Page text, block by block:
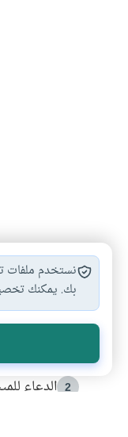
الأكثر
أدعية من
2 الدعاء
نستخدم ملفات
بك. يمكنك